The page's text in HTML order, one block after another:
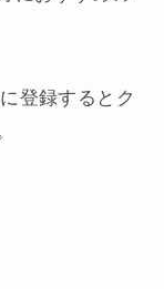
登録するとク